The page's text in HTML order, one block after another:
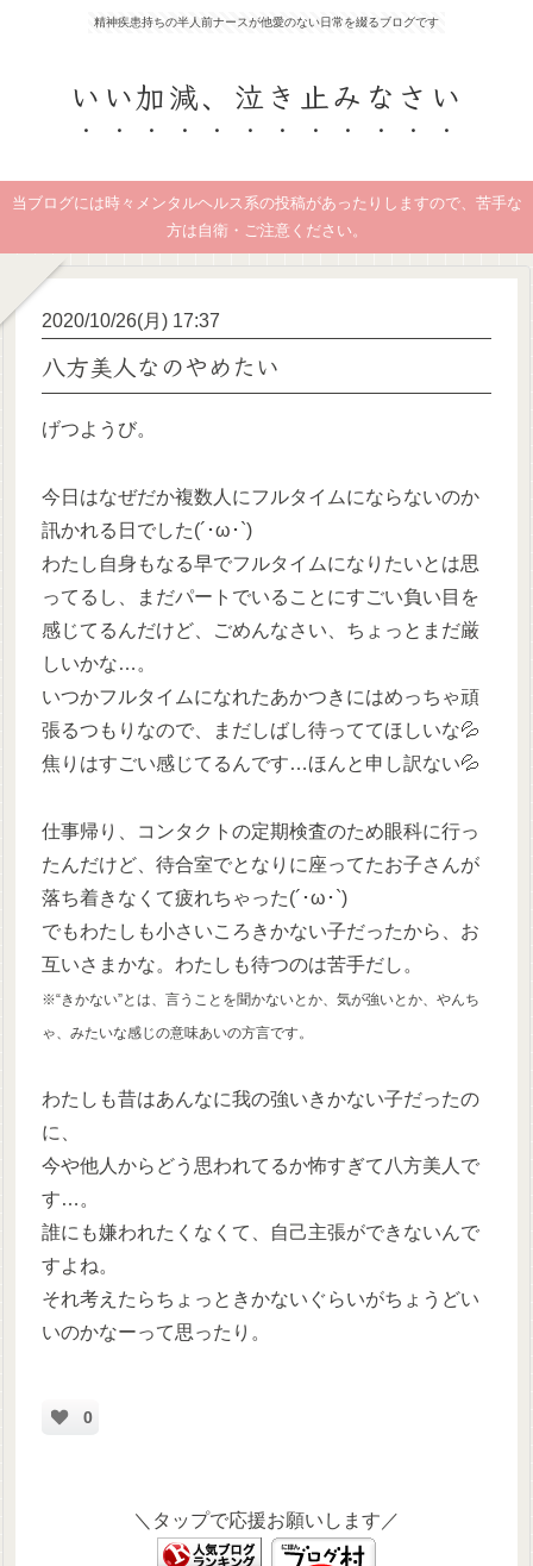
精神疾患持ちの半人前ナースが他愛のない日常を綴るブログです
いい加減、泣き止みなさい
当ブログには時々メンタルヘルス系の投稿があったりしますので、苦手な
方は自衛・ご注意ください。
2020/10/26(月) 17:37
八方美人なのやめたい
げつようび。
今日はなぜだか複数人にフルタイムにならないのか
訊かれる日でした(´･ω･`)
わたし自身もなる早でフルタイムになりたいとは思
ってるし、まだパートでいることにすごい負い目を
感じてるんだけど、ごめんなさい、ちょっとまだ厳
しいかな…。
いつかフルタイムになれたあかつきにはめっちゃ頑
張るつもりなので、まだしばし待っててほしいな💦
焦りはすごい感じてるんです…ほんと申し訳ない💦
仕事帰り、コンタクトの定期検査のため眼科に行っ
たんだけど、待合室でとなりに座ってたお子さんが
落ち着きなくて疲れちゃった(´･ω･`)
でもわたしも小さいころきかない子だったから、お
互いさまかな。わたしも待つのは苦手だし。
※“きかない”とは、言うことを聞かないとか、気が強いとか、やんち
ゃ、みたいな感じの意味あいの方言です。
わたしも昔はあんなに我の強いきかない子だったの
に、
今や他人からどう思われてるか怖すぎて八方美人で
す…。
誰にも嫌われたくなくて、自己主張ができないんで
すよね。
それ考えたらちょっときかないぐらいがちょうどい
いのかなーって思ったり。
0
＼タップで応援お願いします／